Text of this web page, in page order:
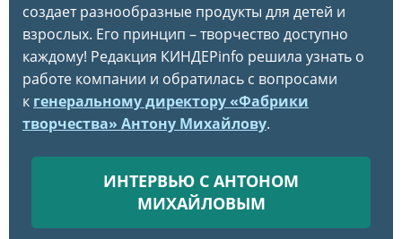
создает разнообразные продукты для детей и
взрослых. Его принцип – творчество доступно
каждому! Редакция КИНДЕРinfo решила узнать о
работе компании и обратилась с вопросами
к генеральному директору «Фабрики
творчества» Антону Михайлову.
ИНТЕРВЬЮ С АНТОНОМ
МИХАЙЛОВЫМ